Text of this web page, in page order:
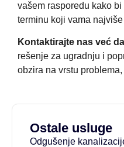
vašem rasporedu kako
terminu koji vama
Kontaktirajte nas već
rešenje za ugradnju i
obzira na vrstu
Ostale usluge
Odgušenje